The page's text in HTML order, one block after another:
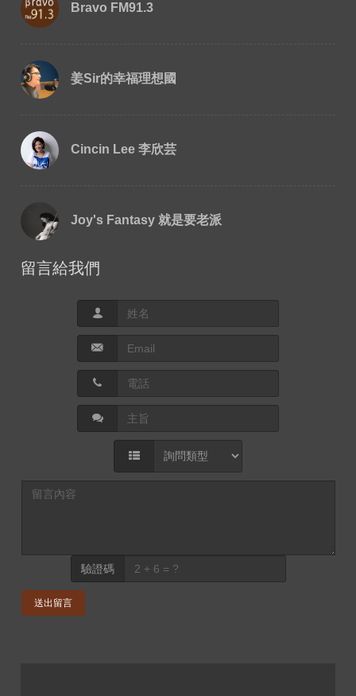
Bravo FM91.3
姜Sir的幸福理想國
Cincin Lee 李欣芸
Joy's Fantasy 就是要老派
留言給我們
驗證碼
送出留言